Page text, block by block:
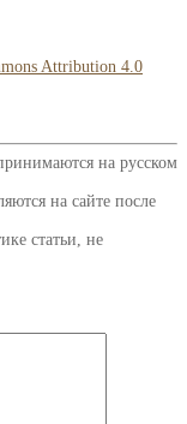
Attribution 4.0
на русском
на сайте после
статьи, не